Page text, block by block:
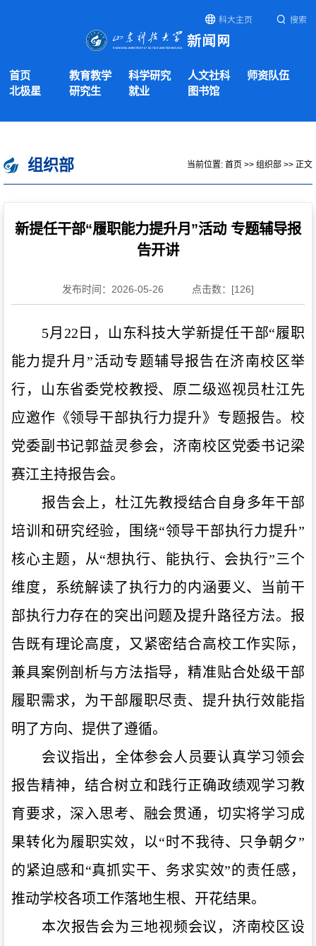
科大主页 搜索
首页 教育教学 科学研究 人文社科
师资队伍
北极星
研究生 就业 图书馆
组织部 当前位置: 首页 >> 组织部 >> 正文
新提任干部“履职能力提升月”活动 专题辅导报
告开讲
发布时间：2026-05-26 点击数：[126]
5月22日，山东科技大学新提任干部“履职
能力提升月”活动专题辅导报告在济南校区举
行，山东省委党校教授、原二级巡视员杜江先
应邀作《领导干部执行力提升》专题报告。校
党委副书记郭益灵参会，济南校区党委书记梁
赛江主持报告会。
报告会上，杜江先教授结合自身多年干部
培训和研究经验，围绕“领导干部执行力提升”
核心主题，从“想执行、能执行、会执行”三个
维度，系统解读了执行力的内涵要义、当前干
部执行力存在的突出问题及提升路径方法。报
告既有理论高度，又紧密结合高校工作实际，
兼具案例剖析与方法指导，精准贴合处级干部
履职需求，为干部履职尽责、提升执行效能指
明了方向、提供了遵循。
会议指出，全体参会人员要认真学习领会
报告精神，结合树立和践行正确政绩观学习教
育要求，深入思考、融会贯通，切实将学习成
果转化为履职实效，以“时不我待、只争朝夕”
的紧迫感和“真抓实干、务求实效”的责任感，
推动学校各项工作落地生根、开花结果。
本次报告会为三地视频会议，济南校区设